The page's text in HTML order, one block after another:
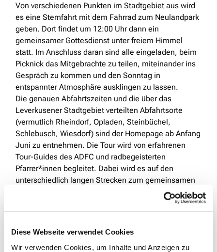
Diese Webseite verwendet Cookies
Wir verwenden Cookies, um Inhalte und Anzeigen zu
Von verschiedenen Punkten im Stadtgebiet aus wird
es eine Sternfahrt mit dem Fahrrad zum Neulandpark
geben. Dort findet um 12:00 Uhr dann ein
gemeinsamer Gottesdienst unter freiem Himmel
statt. Im Anschluss daran sind alle eingeladen, beim
Picknick das Mitgebrachte zu teilen, miteinander ins
Gespräch zu kommen und den Sonntag in
entspannter Atmosphäre ausklingen zu lassen.
Die genauen Abfahrtszeiten und die über das
Leverkusener Stadtgebiet verteilten Abfahrtsorte
(vermutlich Rheindorf, Opladen, Steinbüchel,
Schlebusch, Wiesdorf) sind der Homepage ab Anfang
Juni zu entnehmen. Die Tour wird von erfahrenen
Tour-Guides des ADFC und radbegeisterten
Pfarrer*innen begleitet. Dabei wird es auf den
unterschiedlich langen Strecken zum gemeinsamen
Ziel den ein oder anderen geistlichen Impuls geben.
Und daneben bleibt viel Raum für Begegnung,
Gespräche und gemeinsames Unterwegssein. Die